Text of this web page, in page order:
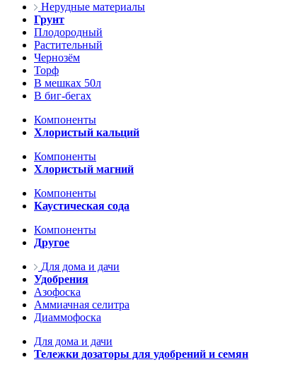
Нерудные материалы
Грунт
Плодородный
Растительный
Чернозём
Торф
В мешках 50л
В биг-бегах
Компоненты
Хлористый кальций
Компоненты
Хлористый магний
Компоненты
Каустическая сода
Компоненты
Другое
Для дома и дачи
Удобрения
Азофоска
Аммиачная селитра
Диаммофоска
Для дома и дачи
Тележки дозаторы для удобрений и семян